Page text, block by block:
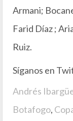
Armani;
Farid Díaz ;
Ruiz.
Síganos en
Andrés
Botafogo,